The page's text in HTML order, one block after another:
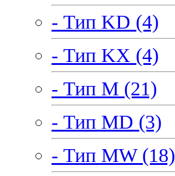
- Тип KD (4)
- Тип KX (4)
- Тип M (21)
- Тип MD (3)
- Тип MW (18)